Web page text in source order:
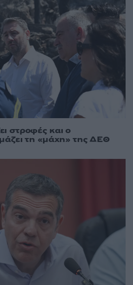
στροφές και ο
τη «μάχη» της ΔΕΘ